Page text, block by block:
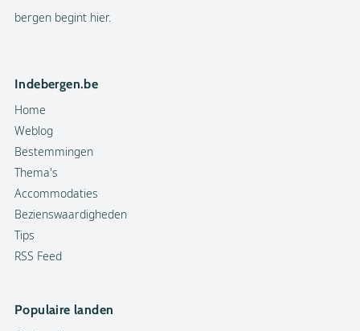
bergen begint hier.
Indebergen.be
Home
Weblog
Bestemmingen
Thema's
Accommodaties
Bezienswaardigheden
Tips
RSS Feed
Populaire landen